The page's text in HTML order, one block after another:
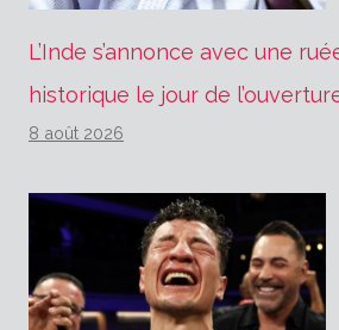
L’Inde s’annonce avec une
historique le jour de
8 août 2026